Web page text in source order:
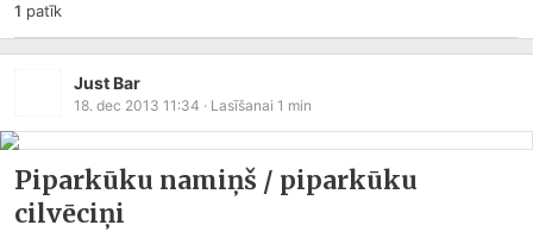
1 patīk
Just Bar
18. dec 2013 11:34 · Lasīšanai 1 min
Piparkūku namiņš / piparkūku
cilvēciņi